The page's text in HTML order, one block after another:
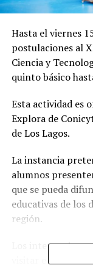
Hasta el viernes
postulaciones al
Ciencia y
quinto básico
Esta actividad es
Explora de
de Los Lagos.
La instancia
alumnos
que se pueda
educativas de los
región.
Los interesados
visitar el sitio